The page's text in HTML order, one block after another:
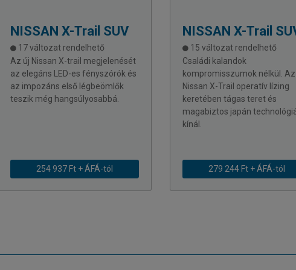
NISSAN X-Trail SUV
17 változat rendelhető
Az új Nissan X-trail megjelenését
az elegáns LED-es fényszórók és
az impozáns első légbeömlők
teszik még hangsúlyosabbá.
254 937 Ft + ÁFÁ-tól
NISSAN X-Trail
15 változat rendelhető
Családi kalandok
kompromisszumok nélkül. Az
Nissan X-Trail operatív lízing
keretében tágas teret és
magabiztos japán
kínál.
279 244 Ft + ÁFÁ-tól